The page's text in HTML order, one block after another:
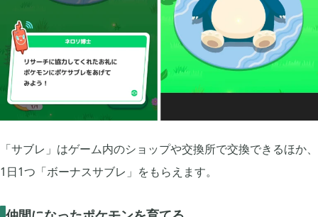
「サブレ」はゲーム内のショップや交換所で交換できるほか、
1日1つ「ボーナスサブレ」をもらえます。